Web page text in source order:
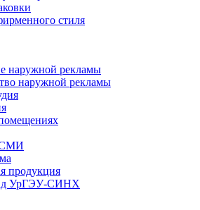
стиля
наружной рекламы
наружной рекламы
СМИ
продукция
УрГЭУ-СИНХ